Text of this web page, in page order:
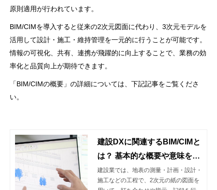
原則適用が行われています。
BIM/CIMを導入すると従来の2次元図面に代わり、3次元モデルを
活用して設計・施工・維持管理を一元的に行うことが可能です。
情報の可視化、共有、連携が飛躍的に向上することで、業務の効
率化と品質向上が期待できます。
「BIM/CIMの概要」の詳細については、下記記事をご覧くださ
い。
建設DXに関連するBIM/CIMと
は？ 基本的な概要や意味を解
説！
建設業では、地表の測量・計画・設計・
施工などの工程で、2次元の紙の図面を